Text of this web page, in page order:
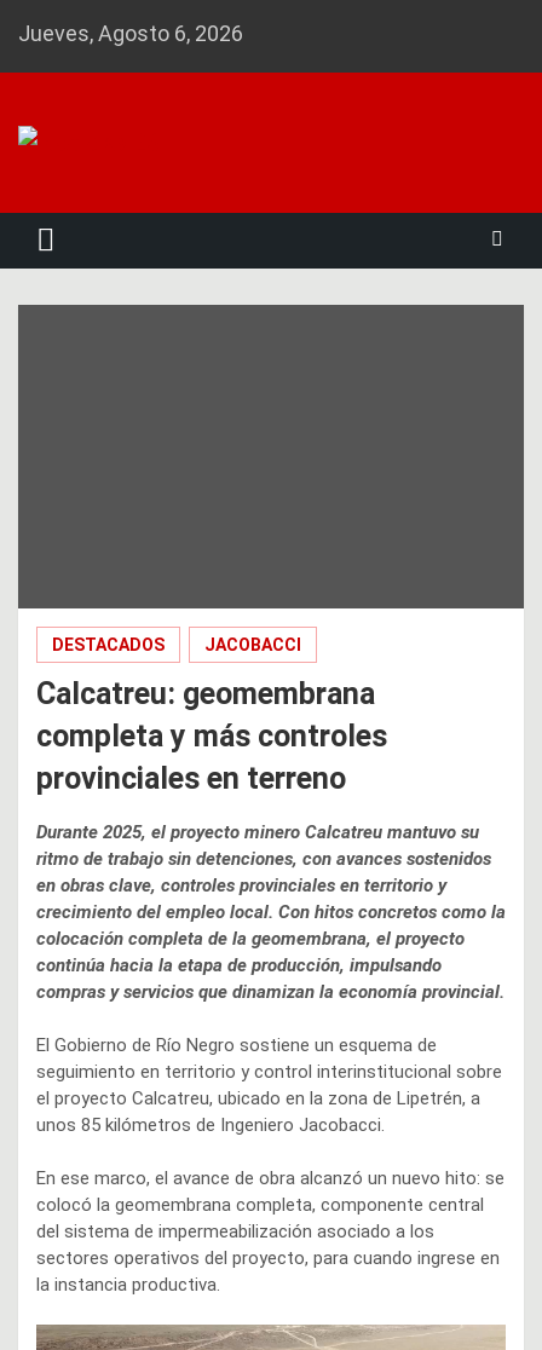
Jueves, Agosto 6, 2026
DESTACADOS JACOBACCI
Calcatreu: geomembrana
completa y más controles
provinciales en terreno
Durante 2025, el proyecto minero Calcatreu mantuvo su
ritmo de trabajo sin detenciones, con avances sostenidos
en obras clave, controles provinciales en territorio y
crecimiento del empleo local. Con hitos concretos como la
colocación completa de la geomembrana, el proyecto
continúa hacia la etapa de producción, impulsando
compras y servicios que dinamizan la economía provincial.
El Gobierno de Río Negro sostiene un esquema de
seguimiento en territorio y control interinstitucional sobre
el proyecto Calcatreu, ubicado en la zona de Lipetrén, a
unos 85 kilómetros de Ingeniero Jacobacci.
En ese marco, el avance de obra alcanzó un nuevo hito: se
colocó la geomembrana completa, componente central
del sistema de impermeabilización asociado a los
sectores operativos del proyecto, para cuando ingrese en
la instancia productiva.